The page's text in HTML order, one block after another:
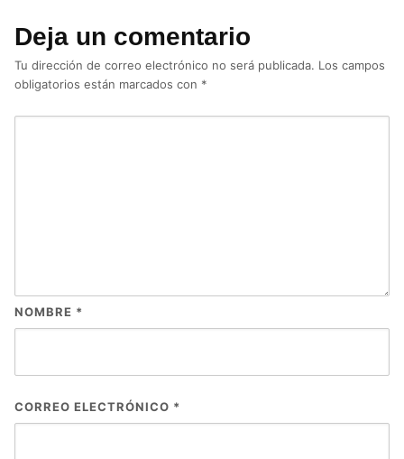
Deja un comentario
Tu dirección de correo electrónico no será publicada. Los campos
obligatorios están marcados con *
NOMBRE *
CORREO ELECTRÓNICO *